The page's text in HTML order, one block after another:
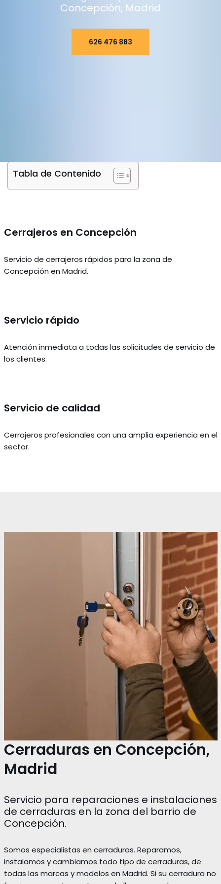
Concepción, Madrid
626 476 883
Tabla de Contenido
Cerrajeros en Concepción
Servicio de cerrajeros rápidos para la zona de
Concepción en Madrid.
Servicio rápido
Atención inmediata a todas las solicitudes de servicio de
los clientes.
Servicio de calidad
Cerrajeros profesionales con una amplia experiencia en el
sector.
Cerraduras en Concepción,
Madrid
Servicio para reparaciones e instalaciones
de cerraduras en la zona del barrio de
Concepción.
Somos especialistas en cerraduras. Reparamos,
instalamos y cambiamos todo tipo de cerraduras, de
todas las marcas y modelos en Madrid. Si su cerradura no